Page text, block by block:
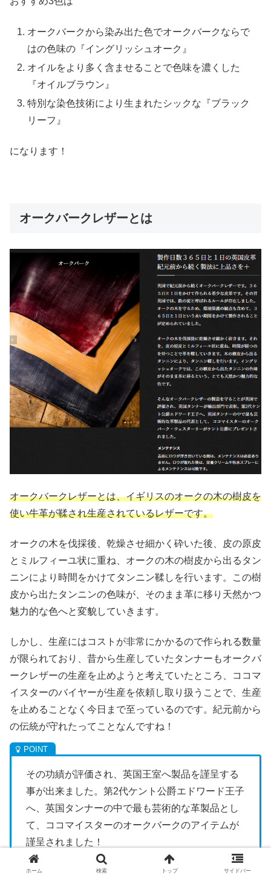
オークバークから染み出た色でオークバークならで
はの色味の『イングリッシュオーク』
オイルをより多く含ませることで色味を濃くした
『オイルブラウン』
特別な染色技術により生まれたシックな『ブラック
リーフ』
になります！
オークバークレザーとは
オークバークレザーとは、イギリスのオークの木の樹皮を
使い牛革が鞣され生産されているレザーです。
オークの木を伐採後、乾燥させ細かく砕いた後、皮の原皮
とミルフィーユ状に重ね、オークの木の樹皮から出るタン
ニンにより時間をかけてタンニン鞣しを行います。この樹
皮から出たタンニンの色味が、そのまま革に移り天然かつ
魅力的な色へと変貌していきます。
しかし、生産にはコストが非常にかかるので作られる数量
が限られており、昔から生産していたタンナーもオークバ
ークレザーの生産を止めようと考えていたところ、ココマ
イスターのバイヤーが生産を依頼し取り扱うことで、生産
を止めることなく今日まで至っているのです。紀元前から
の伝統が守れたってことなんですね！
その功績が評価され、英国王室へ製品を謹呈する
事が出来ました。第2代ケント公爵エドワード王子
へ、英国タンナーの中で最も芸術的な革製品とし
て、ココマイスターのオークバークのアイテムが
謹呈されました！
ホーム 検索 トップ サイドバー